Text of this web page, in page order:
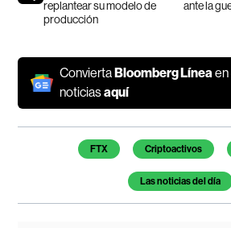
replantear su modelo de
producción
ante la
ConviertaBloomberg Líneaen
noticiasaquí
Temas de este artículo
FTX Criptoactivos
Las noticias del día